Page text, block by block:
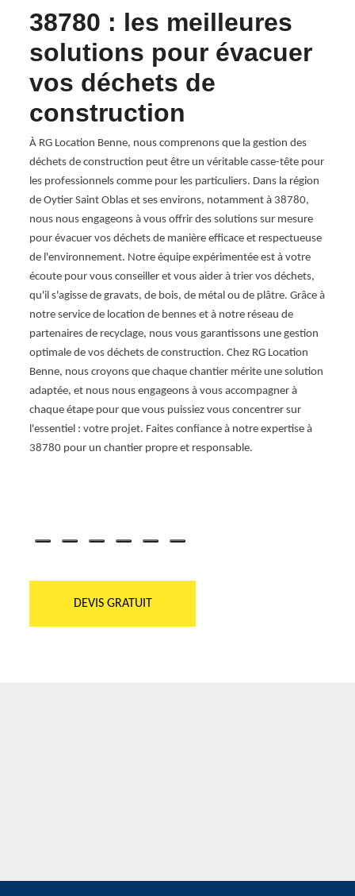
38780 : les meilleures
solutions pour évacuer
vos déchets de
construction
À RG Location Benne, nous comprenons que la gestion des
déchets de construction peut être un véritable casse-tête pour
les professionnels comme pour les particuliers. Dans la région
de Oytier Saint Oblas et ses environs, notamment à 38780,
nous nous engageons à vous offrir des solutions sur mesure
pour évacuer vos déchets de manière efficace et respectueuse
de l'environnement. Notre équipe expérimentée est à votre
écoute pour vous conseiller et vous aider à trier vos déchets,
qu'il s'agisse de gravats, de bois, de métal ou de plâtre. Grâce à
notre service de location de bennes et à notre réseau de
partenaires de recyclage, nous vous garantissons une gestion
optimale de vos déchets de construction. Chez RG Location
Benne, nous croyons que chaque chantier mérite une solution
adaptée, et nous nous engageons à vous accompagner à
chaque étape pour que vous puissiez vous concentrer sur
l'essentiel : votre projet. Faites confiance à notre expertise à
38780 pour un chantier propre et responsable.
DEVIS GRATUIT